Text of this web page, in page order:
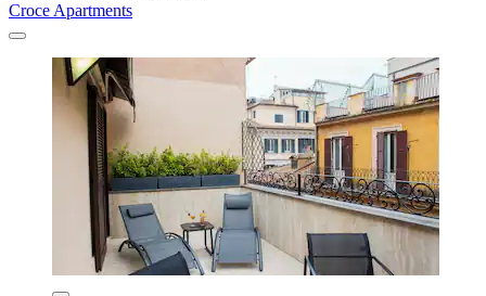
Croce Apartments